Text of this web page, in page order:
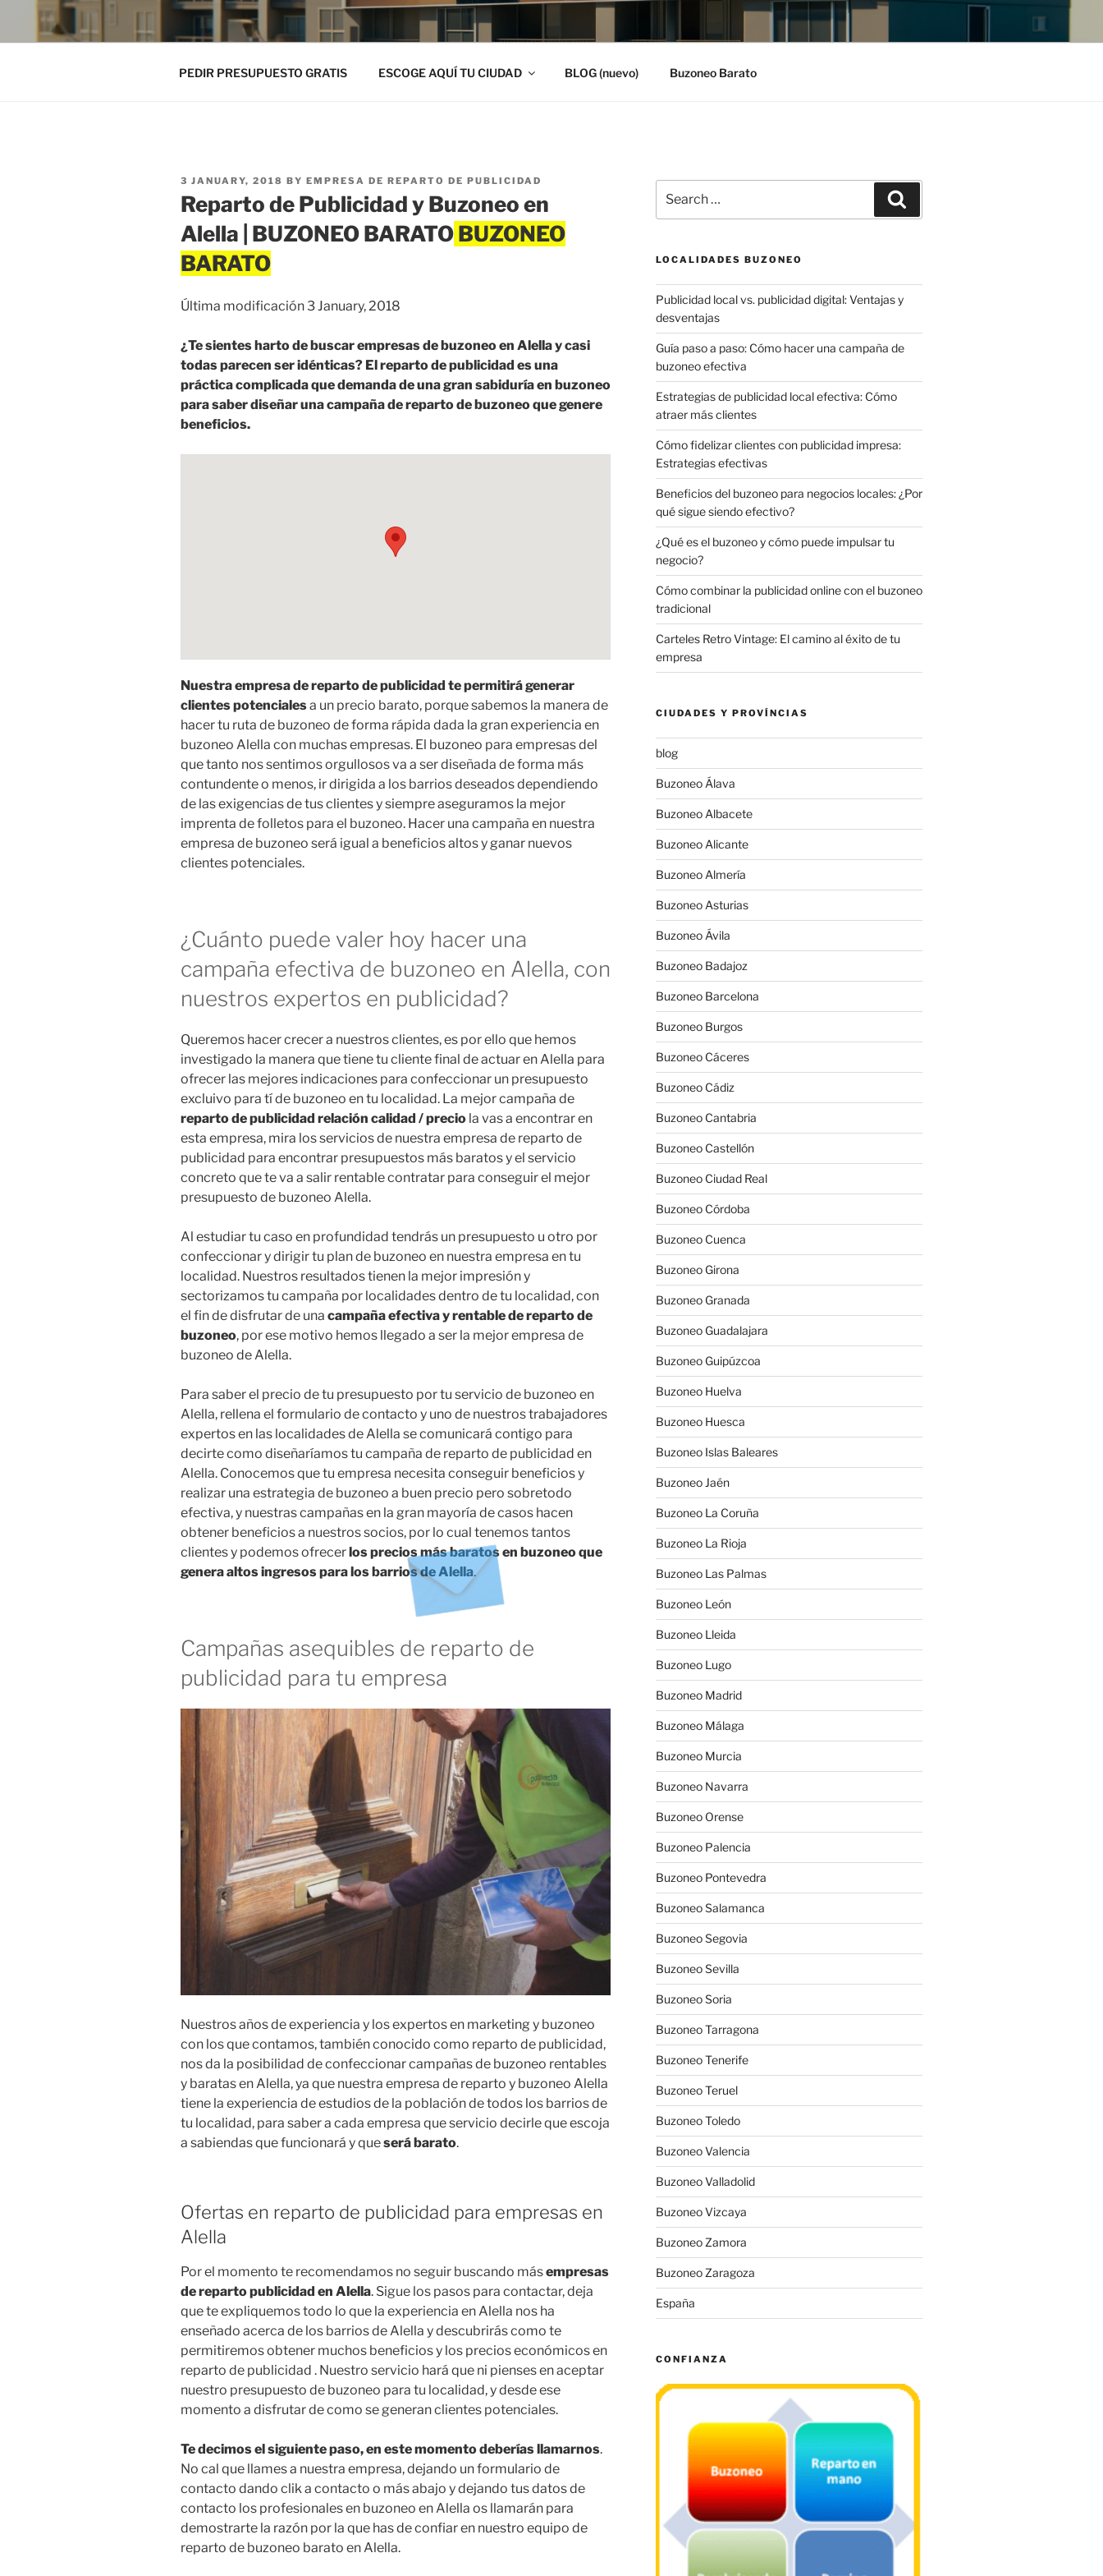
PEDIR PRESUPUESTO GRATIS ESCOGE AQUÍ TU CIUDAD BLOG (nuevo) Buzoneo Barato
POSTED
ON
3 JANUARY, 2018 BY EMPRESA DE REPARTO DE PUBLICIDAD
Reparto de Publicidad y Buzoneo en
Alella | BUZONEO BARATO
Última modificación 3 January, 2018
¿Te sientes harto de buscar empresas de buzoneo en Alella y casi
todas parecen ser idénticas? El reparto de publicidad es una
práctica complicada que demanda de una gran sabiduría en buzoneo
para saber diseñar una campaña de reparto de buzoneo que genere
beneficios.
Nuestra empresa de reparto de publicidad te permitirá generar
clientes potencialesa un precio barato, porque sabemos la manera de
hacer tu ruta de buzoneo de forma rápida dada la gran experiencia en
buzoneo Alella con muchas empresas. El buzoneo para empresas del
que tanto nos sentimos orgullosos va a ser diseñada de forma más
contundente o menos, ir dirigida a los barrios deseados dependiendo
de las exigencias de tus clientes y siempre aseguramos la mejor
imprenta de folletos para el buzoneo. Hacer una campaña en nuestra
empresa de buzoneo será igual a beneficios altos y ganar nuevos
clientes potenciales.
¿Cuánto puede valer hoy hacer una
campaña efectiva de buzoneo en Alella, con
nuestros expertos en publicidad?
Queremos hacer crecer a nuestros clientes, es por ello que hemos
investigado la manera que tiene tu cliente final de actuar en Alella para
ofrecer las mejores indicaciones para confeccionar un presupuesto
excluivo para tí de buzoneo en tu localidad. La mejor campaña de
reparto de publicidad relación calidad / precio la vas a encontrar en
esta empresa, mira los servicios de nuestra empresa de reparto de
publicidad para encontrar presupuestos más baratos y el servicio
concreto que te va a salir rentable contratar para conseguir el mejor
presupuesto de buzoneo Alella.
Al estudiar tu caso en profundidad tendrás un presupuesto u otro por
confeccionar y dirigir tu plan de buzoneo en nuestra empresa en tu
localidad. Nuestros resultados tienen la mejor impresión y
sectorizamos tu campaña por localidades dentro de tu localidad, con
el fin de disfrutar de una campaña efectiva y rentable de reparto de
buzoneo, por ese motivo hemos llegado a ser la mejor empresa de
buzoneo de Alella.
Para saber el precio de tu presupuesto por tu servicio de buzoneo en
Alella, rellena el formulario de contacto y uno de nuestros trabajadores
expertos en las localidades de Alella se comunicará contigo para
decirte como diseñaríamos tu campaña de reparto de publicidad en
Alella. Conocemos que tu empresa necesita conseguir beneficios y
realizar una estrategia de buzoneo a buen precio pero sobretodo
efectiva, y nuestras campañas en la gran mayoría de casos hacen
obtener beneficios a nuestros socios, por lo cual tenemos tantos
clientes y podemos ofrecerlos precios más baratos en buzoneo que
genera altos ingresos para los barrios de Alella.
Campañas asequibles de reparto de
publicidad para tu empresa
Nuestros años de experiencia y los expertos en marketing y buzoneo
con los que contamos, también conocido como reparto de publicidad,
nos da la posibilidad de confeccionar campañas de buzoneo rentables
y baratas en Alella, ya que nuestra empresa de reparto y buzoneo Alella
tiene la experiencia de estudios de la población de todos los barrios de
tu localidad, para saber a cada empresa que servicio decirle que escoja
a sabiendas que funcionará y queserá barato.
Ofertas en reparto de publicidad para empresas en
Alella
Por el momento te recomendamos no seguir buscando másempresas
de reparto publicidad en Alella. Sigue los pasos para contactar, deja
que te expliquemos todo lo que la experiencia en Alella nos ha
enseñado acerca de los barrios de Alella y descubrirás como te
permitiremos obtener muchos beneficios y los precios económicos en
reparto de publicidad . Nuestro servicio hará que ni pienses en aceptar
nuestro presupuesto de buzoneo para tu localidad, y desde ese
momento a disfrutar de como se generan clientes potenciales.
Te decimos el siguiente paso, en este momento deberías llamarnos.
No cal que llames a nuestra empresa, dejando un formulario de
contacto dando clik a contacto o más abajo y dejando tus datos de
contacto los profesionales en buzoneo en Alella os llamarán para
demostrarte la razón por la que has de confiar en nuestro equipo de
reparto de buzoneo barato en Alella.
for:
LOCALIDADES BUZONEO
Publicidad local vs. publicidad digital: Ventajas y
desventajas
Guía paso a paso: Cómo hacer una campaña de
buzoneo efectiva
Estrategias de publicidad local efectiva: Cómo
atraer más clientes
Cómo fidelizar clientes con publicidad impresa:
Estrategias efectivas
Beneficios del buzoneo para negocios locales: ¿Por
qué sigue siendo efectivo?
¿Qué es el buzoneo y cómo puede impulsar tu
negocio?
Cómo combinar la publicidad online con el buzoneo
tradicional
Carteles Retro Vintage: El camino al éxito de tu
empresa
CIUDADES Y PROVÍNCIAS
blog
Buzoneo Álava
Buzoneo Albacete
Buzoneo Alicante
Buzoneo Almería
Buzoneo Asturias
Buzoneo Ávila
Buzoneo Badajoz
Buzoneo Barcelona
Buzoneo Burgos
Buzoneo Cáceres
Buzoneo Cádiz
Buzoneo Cantabria
Buzoneo Castellón
Buzoneo Ciudad Real
Buzoneo Córdoba
Buzoneo Cuenca
Buzoneo Girona
Buzoneo Granada
Buzoneo Guadalajara
Buzoneo Guipúzcoa
Buzoneo Huelva
Buzoneo Huesca
Buzoneo Islas Baleares
Buzoneo Jaén
Buzoneo La Coruña
Buzoneo La Rioja
Buzoneo Las Palmas
Buzoneo León
Buzoneo Lleida
Buzoneo Lugo
Buzoneo Madrid
Buzoneo Málaga
Buzoneo Murcia
Buzoneo Navarra
Buzoneo Orense
Buzoneo Palencia
Buzoneo Pontevedra
Buzoneo Salamanca
Buzoneo Segovia
Buzoneo Sevilla
Buzoneo Soria
Buzoneo Tarragona
Buzoneo Tenerife
Buzoneo Teruel
Buzoneo Toledo
Buzoneo Valencia
Buzoneo Valladolid
Buzoneo Vizcaya
Buzoneo Zamora
Buzoneo Zaragoza
España
CONFIANZA